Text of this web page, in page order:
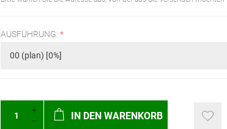
AUSFÜHRUNG: *
IN DEN WARENKORB